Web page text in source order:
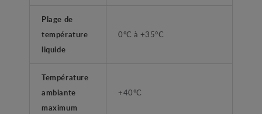
Plage de
température
liquide
0°C à +35°C
Température
ambiante
maximum
+40°C